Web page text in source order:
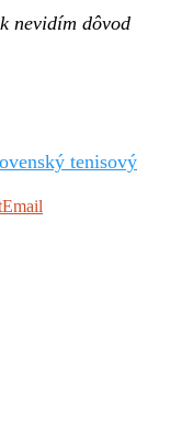
nevidím dôvod
tenisový
Email